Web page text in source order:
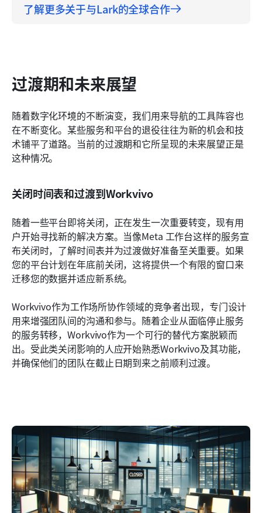
了解更多关于与Lark的全球合作
过渡期和未来展望
随着数字化环境的不断演变，我们用来导航的工具阵容也
在不断变化。某些服务和平台的退役往往为新的机会和技
术铺平了道路。当前的过渡期和它所呈现的未来展望正是
这种情况。
关闭时间表和过渡到Workvivo
随着一些平台即将关闭，正在发生一次重要转变，现有用
户开始寻找新的解决方案。当像Meta 工作台这样的服务宣
布关闭时，了解时间表并为过渡做好准备至关重要。如果
您的平台计划在年底前关闭，这将提供一个有限的窗口来
迁移您的数据并适应新系统。
Workvivo作为工作场所协作领域的竞争者出现，专门设计
用来增强团队间的沟通和参与。随着企业从面临停止服务
的服务转移，Workvivo作为一个可行的替代方案脱颖而
出。受此类关闭影响的人应开始熟悉Workvivo及其功能，
并确保他们的团队在截止日期到来之前顺利过渡。